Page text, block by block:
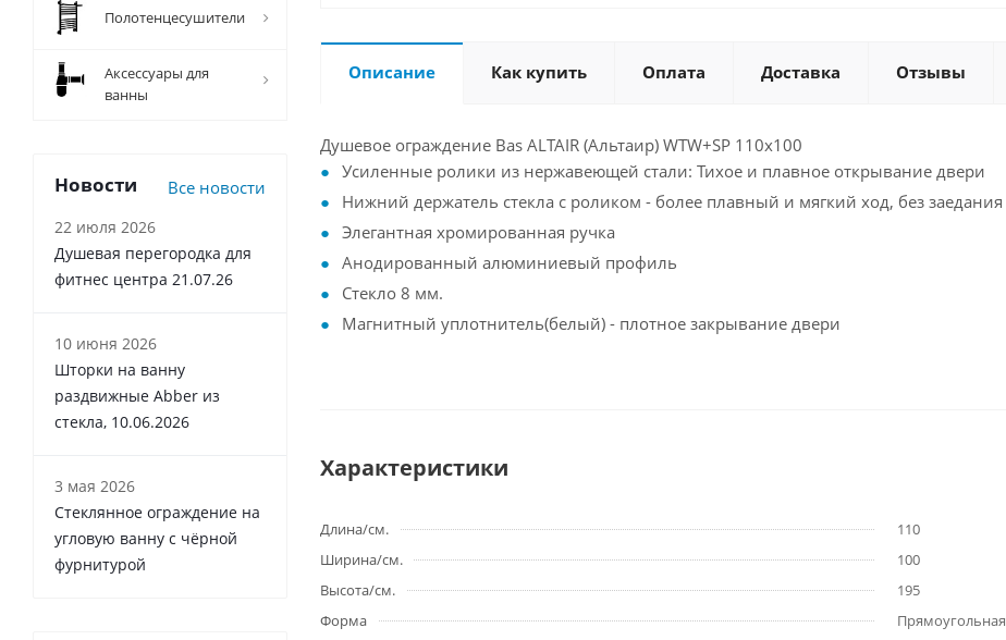
Описание Как купить Оплата Доставка Отзывы
Душевое ограждение Bas ALTAIR (Альтаир) WTW+SP 110x100
Усиленные ролики из нержавеющей стали: Тихое и плавное открывание двери
Нижний держатель стекла с роликом - более плавный и мягкий ход, без заедания
Элегантная хромированная ручка
Анодированный алюминиевый профиль
Стекло 8 мм.
Магнитный уплотнитель(белый) - плотное закрывание двери
Характеристики
Длина/см.
110
Ширина/см.
100
Высота/см.
195
Форма
Прямоугольная
Полотенцесушители
Аксессуары для
ванны
Новости Все новости
22 июля 2026
Душевая перегородка для
фитнес центра 21.07.26
10 июня 2026
Шторки на ванну
раздвижные Abber из
стекла, 10.06.2026
3 мая 2026
Стеклянное ограждение на
угловую ванну с чёрной
фурнитурой